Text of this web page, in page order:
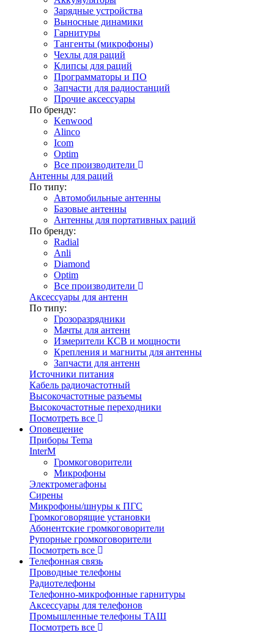
Зарядные устройства
Выносные динамики
Гарнитуры
Тангенты (микрофоны)
Чехлы для раций
Клипсы для раций
Программаторы и ПО
Запчасти для радиостанций
Прочие аксессуары
По бренду:
Kenwood
Alinco
Icom
Optim
Все производители
Антенны для раций
По типу:
Автомобильные антенны
Базовые антенны
Антенны для портативных раций
По бренду:
Radial
Anli
Diamond
Optim
Все производители
Аксессуары для антенн
По типу:
Грозоразрядники
Мачты для антенн
Измерители КСВ и мощности
Крепления и магниты для антенны
Запчасти для антенн
Источники питания
Кабель радиочастотный
Высокочастотные разъемы
Высокочастотные переходники
Посмотреть все
Оповещение
Приборы Tema
InterM
Громкоговорители
Микрофоны
Электромегафоны
Сирены
Микрофоны/шнуры к ПГС
Громкоговорящие установки
Абонентские громкоговорители
Рупорные громкоговорители
Посмотреть все
Телефонная связь
Проводные телефоны
Радиотелефоны
Телефонно-микрофонные гарнитуры
Аксессуары для телефонов
Промышленные телефоны ТАШ
Посмотреть все